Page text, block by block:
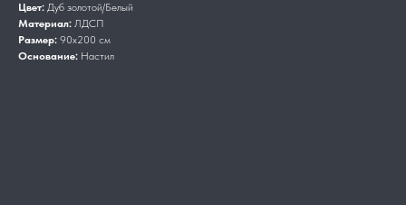
Цвет: Дуб золотой/Белый
Материал: ЛДСП
Размер: 90х200 см
Основание: Настил